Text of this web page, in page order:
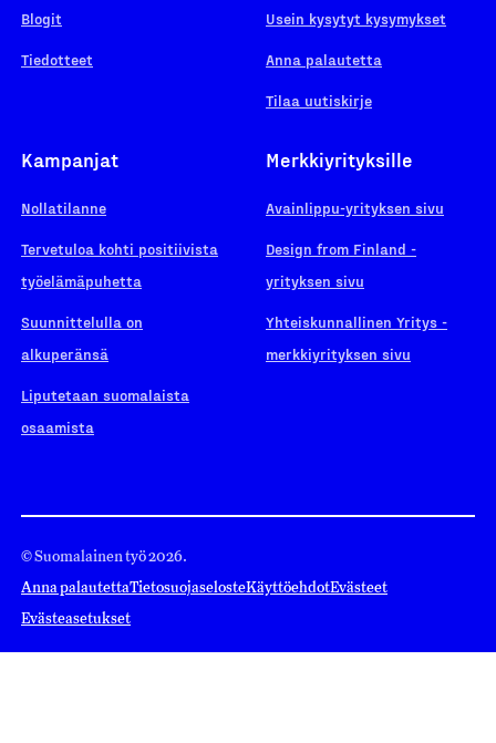
Blogit
Tiedotteet
Usein kysytyt kysymykset
Anna palautetta
Tilaa uutiskirje
Kampanjat
Nollatilanne
Tervetuloa kohti positiivista
työelämäpuhetta
Suunnittelulla on
alkuperänsä
Liputetaan suomalaista
osaamista
Merkkiyrityksille
Avainlippu-yrityksen sivu
Design from Finland -
yrityksen sivu
Yhteiskunnallinen Yritys -
merkkiyrityksen sivu
© Suomalainen työ 2026.
Anna palautettaTietosuojaselosteKäyttöehdotEvästeet
Evästeasetukset